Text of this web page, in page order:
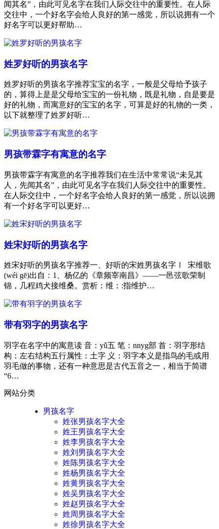
闻其名”，由此可见名字在我们人际交往中的重要性。在人际
交往中，一个好名字会给人良好的第一感觉，所以说拥有一个
好名字可以更好帮助…
姓罗好听的男孩名字
姓罗好听的男孩名字推荐宝宝的名字，一般是父母给予孩子
的，算得上是是父母给宝宝的一份礼物，既是礼物，自是要是
好的礼物，而寓意好的宝宝的名字，可算是好的礼物的一类，
以下就整理了姓罗好听…
男孩带霖字有寓意的名字
男孩带霖字有寓意的名字推荐我们在生活中常常说“未见其
人，先闻其名”，由此可见名字在我们人际交往中的重要性。
在人际交往中，一个好名字会给人良好的第一感觉，所以说拥
有一个好名字可以更好…
姓宋好听的男孩名字
姓宋好听的男孩名字推荐一、好听的宋姓男孩名字Ⅰ 宋维歌
(wéi gē)出自：1、杨亿的《章频宰南昌》——一邑弦歌荣制
锦，几程鸡犬接维桑。赏析：维：:指维护…
带有羽字的男孩名字
羽字在名字中的寓意读 音：yǔ五 笔：nnyg部 首：羽字形结
构：左右结构五行属性：土字 义：羽字本义是指鸟的毛或用
羽毛做的事物，还有一种意思是古代五音之一，相当于简谱
“6…
网站分类
男孩名字
姓张男孩名字大全
姓王男孩名字大全
姓李男孩名字大全
姓刘男孩名字大全
姓陈男孩名字大全
姓杨男孩名字大全
姓黄男孩名字大全
姓吴男孩名字大全
姓赵男孩名字大全
姓周男孩名字大全
姓徐男孩名字大全